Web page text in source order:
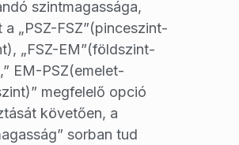
szintmagassága,
a „PSZ-FSZ”(pinceszint-
„FSZ-EM”(földszint-
EM-PSZ(emelet-
megfelelő opció
követően, a
sorban tud